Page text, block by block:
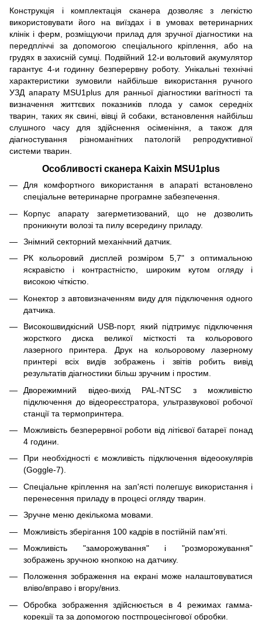
Конструкція і комплектація сканера дозволяє з легкістю
використовувати його на виїздах і в умовах ветеринарних
клінік і ферм, розміщуючи прилад для зручної діагностики на
передпліччі за допомогою спеціального кріплення, або на
грудях в захисній сумці. Подвійний 12-и вольтовий акумулятор
гарантує 4-и годинну безперервну роботу. Унікальні технічні
характеристики зумовили найбільше використання ручного
УЗД апарату MSU1plus для ранньої діагностики вагітності та
визначення життєвих показників плода у самок середніх
тварин, таких як свині, вівці й собаки, встановлення найбільш
слушного часу для здійснення осіменіння, а також для
діагностування різноманітних патологій репродуктивної
системи тварин.
Особливості сканера Kaixin MSU1plus
Для комфортного використання в апараті встановлено
спеціальне ветеринарне програмне забезпечення.
Корпус апарату загерметизований, що не дозволить
проникнути волозі та пилу всередину приладу.
Знімний секторний механічний датчик.
РК кольоровий дисплей розміром 5,7" з оптимальною
яскравістю і контрастністю, широким кутом огляду і
високою чіткістю.
Конектор з автовизначенням виду для підключення одного
датчика.
Високошвидкісний USB-порт, який підтримує підключення
жорсткого диска великої місткості та кольорового
лазерного принтера. Друк на кольоровому лазерному
принтері всіх видів зображень і звітів робить вивід
результатів діагностики більш зручним і простим.
Дворежимний відео-вихід PAL-NTSC з можливістю
підключення до відеореєстратора, ультразвукової робочої
станції та термопринтера.
Можливість безперервної роботи від літієвої батареї понад
4 години.
При необхідності є можливість підключення відеоокулярів
(Goggle-7).
Спеціальне кріплення на зап'ясті полегшує використання і
перенесення приладу в процесі огляду тварин.
Зручне меню декількома мовами.
Можливість зберігання 100 кадрів в постійній пам'яті.
Можливість "заморожування" і "розморожування"
зображень зручною кнопкою на датчику.
Положення зображення на екрані може налаштовуватися
вліво/вправо і вгору/вниз.
Обробка зображення здійснюється в 4 режимах гамма-
корекції та за допомогою постпроцесінгової обробки.